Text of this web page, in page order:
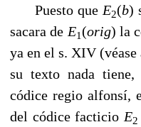
Puesto que E2(b)
sacara de E1(orig) la
ya en el s. XIV
su texto nada
códice regio alfonsí,
del códice facticio E2